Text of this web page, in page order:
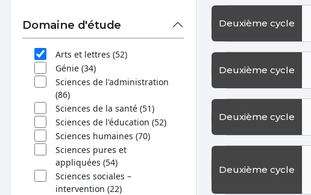
Domaine d'étude
Arts et lettres (52)
Génie (34)
Sciences de l'administration
(86)
Sciences de la santé (51)
Sciences de l'éducation (52)
Sciences humaines (70)
Sciences pures et
appliquées (54)
Sciences sociales –
intervention (22)
Deuxième cycle
Deuxième cycle
Deuxième cycle
Deuxième cycle